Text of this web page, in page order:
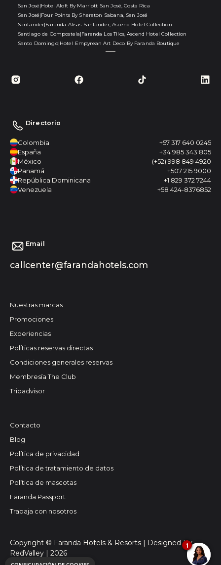
San José|Hotel Aloft By Marriott San José, Costa Rica
San José|Four Points By Sheraton Sabana, San José
Santander|Faranda Alisas Santander, Ascend Hotel Collection
Santiago de Compostela|Faranda Los Tilos, Ascend Hotel Collection
Santo Domingo|Hotel Empyrean Art Deco By Faranda Boutique
Directorio
Colombia
+57 317 640 0245
España
+34 985 343 805
México
(+52) 998 849 4920
Panamá
+507 215 9000
República Dominicana
+1 829 372 7244
Venezuela
+58 424-8376852
Email
callcenter@farandahotels.com
Nuestras marcas
Promociones
Experiencias
Políticas reservas directas
Condiciones generales reservas
Membresía The Club
Tripadvisor
Contacto
Blog
Política de privacidad
Política de tratamiento de datos
Política de mascotas
Faranda Passport
Trabaja con nosotros
Copyright © Faranda Hotels & Resorts | Designed By
RedValley | 2026
1